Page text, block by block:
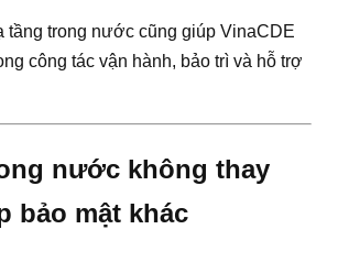
tầng trong nước cũng giúp VinaCDE
công tác vận hành, bảo trì và hỗ trợ
nước không thay
bảo mật khác